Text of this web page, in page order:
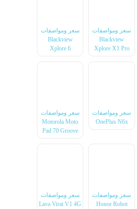
سعر ومواصفات
Blackview
Xplore X1 Pro
سعر ومواصفات
Blackview
Xplore 6
سعر ومواصفات
OnePlus N6x
سعر ومواصفات
Motorola Moto
Pad 70 Groove
سعر ومواصفات
Honor Robot
سعر ومواصفات
Lava Virat V1 4G